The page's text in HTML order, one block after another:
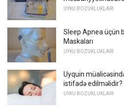
UYKU BOZUKLUKLARI
Sleep Apnea üçün
Maskaları
UYKU BOZUKLUKLARI
Uyquin
istifadə edilməlidir?
UYKU BOZUKLUKLARI